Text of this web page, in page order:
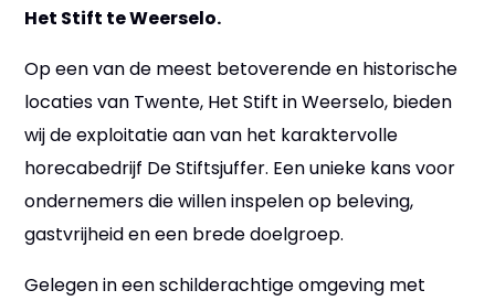
Het Stift te Weerselo.
Op een van de meest betoverende en historische
locaties van Twente, Het Stift in Weerselo, bieden
wij de exploitatie aan van het karaktervolle
horecabedrijf De Stiftsjuffer. Een unieke kans voor
ondernemers die willen inspelen op beleving,
gastvrijheid en een brede doelgroep.
Gelegen in een schilderachtige omgeving met